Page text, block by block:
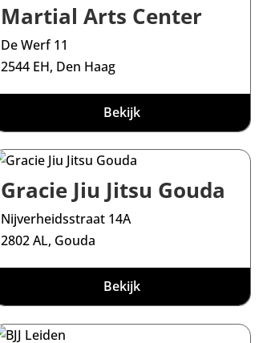
Martial Arts Center
De Werf 11
2544 EH, Den Haag
Bekijk
Gracie Jiu Jitsu Gouda
Nijverheidsstraat 14A
2802 AL, Gouda
Bekijk